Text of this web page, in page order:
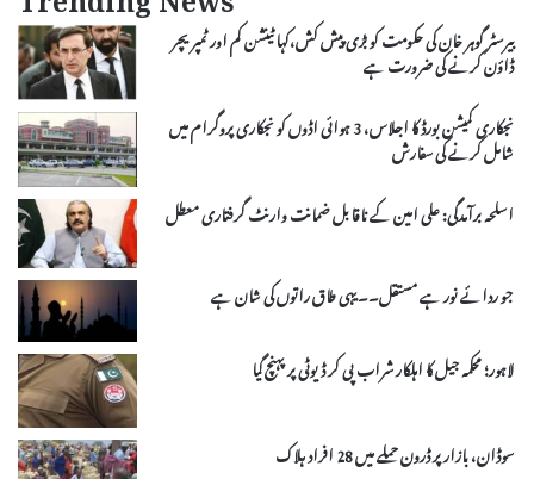
بیرسٹر گوہر خان کی حکومت کو بڑی پیش کش،کہا ٹینشن کم اور ٹمپریچر
ڈاؤن کرنے کی ضرورت ہے
نجکاری کمیشن بورڈ کا اجلاس، 3 ہوائی اڈوں کو نجکاری پروگرام میں
شامل کرنے کی سفارش
اسلحہ برآمدگی: علی امین کے ناقابل ضمانت وارنٹ گرفتاری معطل
جو ردائے نور ہے مستقل۔۔یہی طاق راتوں کی شان ہے
لاہور؛ محکمہ جیل کا اہلکار شراب پی کر ڈیوٹی پر پہنچ گیا
سوڈان، بازار پر ڈرون حملے میں 28 افراد ہلاک